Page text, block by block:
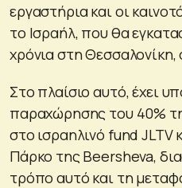
εργαστήρια και οι
το Ισραήλ, που θα
χρόνια στη
Στο πλαίσιο αυτό, έχει
παραχώρησης του 40%
στο ισραηλινό fund JLTV
Πάρκο της Beersheva,
τρόπο αυτό και τη